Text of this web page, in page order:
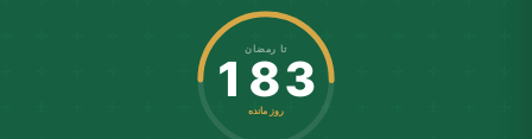
تا رمضان
183
روز مانده